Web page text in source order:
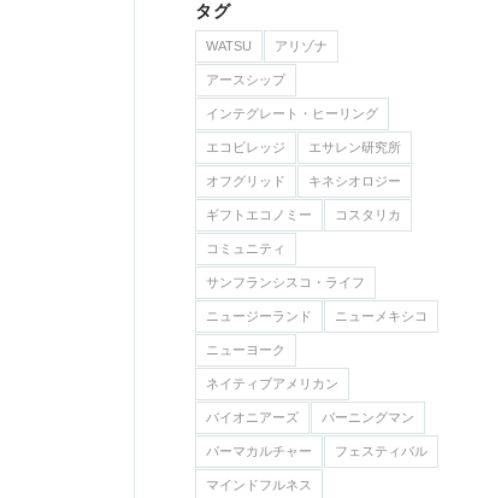
タグ
WATSU アリゾナ
アースシップ
インテグレート・ヒーリング
エコビレッジ エサレン研究所
オフグリッド キネシオロジー
ギフトエコノミー コスタリカ
コミュニティ
サンフランシスコ・ライフ
ニュージーランド ニューメキシコ
ニューヨーク
ネイティブアメリカン
バイオニアーズ バーニングマン
パーマカルチャー フェスティバル
マインドフルネス